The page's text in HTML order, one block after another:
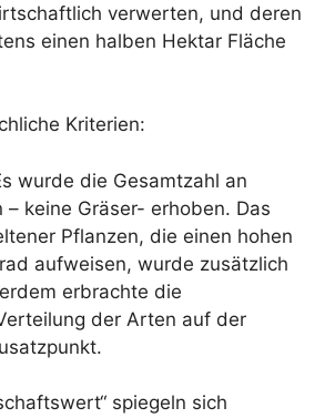
verwerten, und deren
einen halben Hektar Fläche
Kriterien:
wurde die Gesamtzahl an
– keine Gräser- erhoben. Das
Pflanzen, die einen hohen
aufweisen, wurde zusätzlich
erbrachte die
der Arten auf der
spiegeln sich